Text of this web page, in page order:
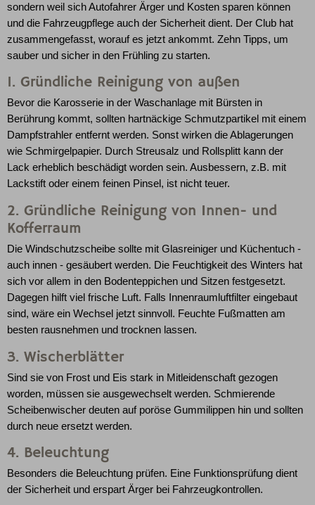
sondern weil sich Autofahrer Ärger und Kosten sparen können
und die Fahrzeugpflege auch der Sicherheit dient. Der Club hat
zusammengefasst, worauf es jetzt ankommt. Zehn Tipps, um
sauber und sicher in den Frühling zu starten.
1. Gründliche Reinigung von außen
Bevor die Karosserie in der Waschanlage mit Bürsten in
Berührung kommt, sollten hartnäckige Schmutzpartikel mit einem
Dampfstrahler entfernt werden. Sonst wirken die Ablagerungen
wie Schmirgelpapier. Durch Streusalz und Rollsplitt kann der
Lack erheblich beschädigt worden sein. Ausbessern, z.B. mit
Lackstift oder einem feinen Pinsel, ist nicht teuer.
2. Gründliche Reinigung von Innen- und
Kofferraum
Die Windschutzscheibe sollte mit Glasreiniger und Küchentuch -
auch innen - gesäubert werden. Die Feuchtigkeit des Winters hat
sich vor allem in den Bodenteppichen und Sitzen festgesetzt.
Dagegen hilft viel frische Luft. Falls Innenraumluftfilter eingebaut
sind, wäre ein Wechsel jetzt sinnvoll. Feuchte Fußmatten am
besten rausnehmen und trocknen lassen.
3. Wischerblätter
Sind sie von Frost und Eis stark in Mitleidenschaft gezogen
worden, müssen sie ausgewechselt werden. Schmierende
Scheibenwischer deuten auf poröse Gummilippen hin und sollten
durch neue ersetzt werden.
4. Beleuchtung
Besonders die Beleuchtung prüfen. Eine Funktionsprüfung dient
der Sicherheit und erspart Ärger bei Fahrzeugkontrollen.